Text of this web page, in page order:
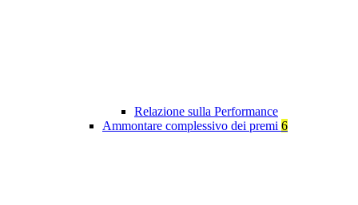
Relazione sulla Performance
Ammontare complessivo dei premi 6